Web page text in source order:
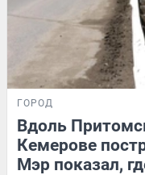
ГОРОД
Вдоль
Кемерове
Мэр показал,